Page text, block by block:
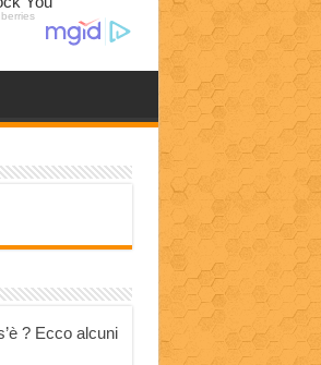
? Ecco alcuni